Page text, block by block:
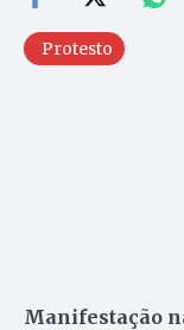
Protesto
Manifestação